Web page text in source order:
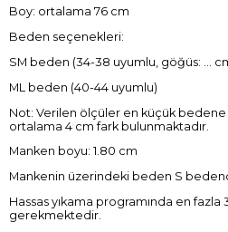
Boy: ortalama 76 cm
Beden seçenekleri:
SM beden (34-38 uyumlu, göğüs: ...
ML beden (40-44 uyumlu)
Not: Verilen ölçüler en küçük bedene
ortalama 4 cm fark bulunmaktadır.
Manken boyu: 1.80 cm
Mankenin üzerindeki beden S
Hassas yıkama programında en fazla
gerekmektedir.